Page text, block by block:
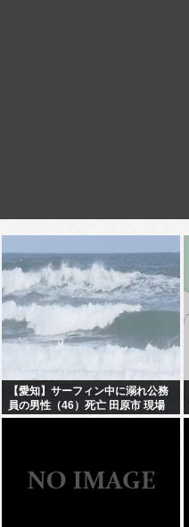
【愛知】サーフィン中に溺れ公務
員の男性（46）死亡 田原市 現場
はサーフィンで有名なスポット